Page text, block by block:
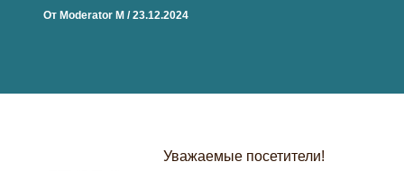
От Moderator M /23.12.2024
Уважаемые посетители!